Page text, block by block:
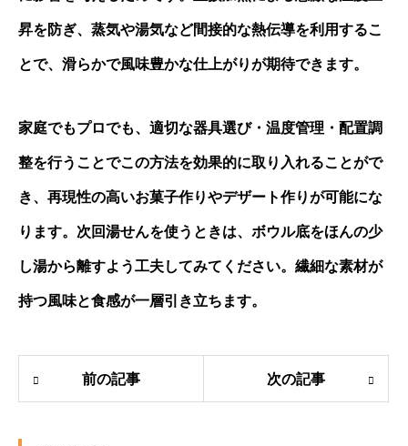
昇を防ぎ、蒸気や湯気など間接的な熱伝導を利用するこ
とで、滑らかで風味豊かな仕上がりが期待できます。
家庭でもプロでも、適切な器具選び・温度管理・配置調
整を行うことでこの方法を効果的に取り入れることがで
き、再現性の高いお菓子作りやデザート作りが可能にな
ります。次回湯せんを使うときは、ボウル底をほんの少
し湯から離すよう工夫してみてください。繊細な素材が
持つ風味と食感が一層引き立ちます。
前の記事 次の記事